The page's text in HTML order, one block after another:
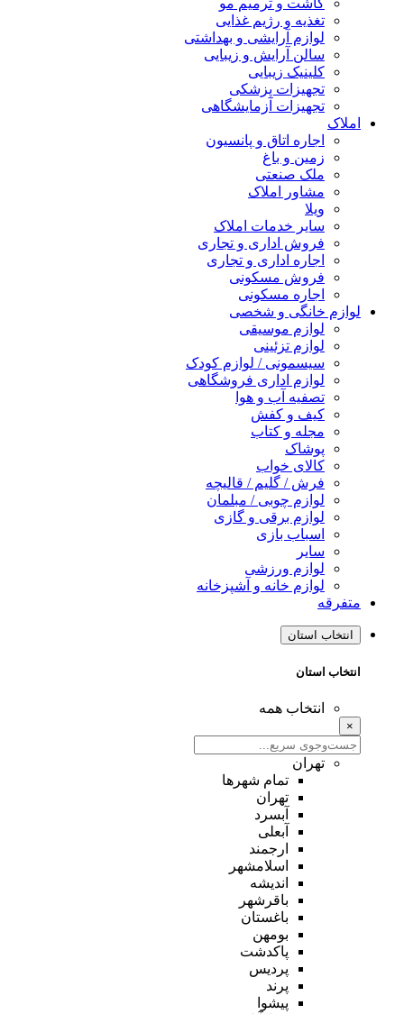
کاشت و ترمیم مو
تغذیه و رژیم غذایی
لوازم آرایشی و بهداشتی
سالن آرایش و زیبایی
کلینیک زیبایی
تجهیزات پزشکی
تجهیزات آزمایشگاهی
املاک
اجاره اتاق و پانسیون
زمین و باغ
ملک صنعتی
مشاور املاک
ویلا
سایر خدمات املاک
فروش اداری و تجاری
اجاره اداری و تجاری
فروش مسکونی
اجاره مسکونی
لوازم خانگی و شخصی
لوازم موسیقی
لوازم تزئینی
سیسمونی / لوازم کودک
لوازم اداری فروشگاهی
تصفیه آب و هوا
کیف و کفش
مجله و کتاب
پوشاک
کالای خواب
فرش / گلیم / قالیچه
لوازم چوبی / مبلمان
لوازم برقی و گازی
اسباب بازی
سایر
لوازم ورزشی
لوازم خانه و آشپزخانه
متفرقه
انتخاب استان
انتخاب استان
انتخاب همه
×
تهران
تمام شهر‌ها
تهران
آبسرد
آبعلی
ارجمند
اسلامشهر
اندیشه
باقرشهر
باغستان
بومهن
پاکدشت
پردیس
پرند
پیشوا